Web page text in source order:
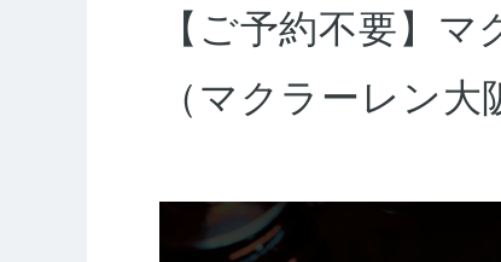
【ご予約不要】
（マクラーレン大